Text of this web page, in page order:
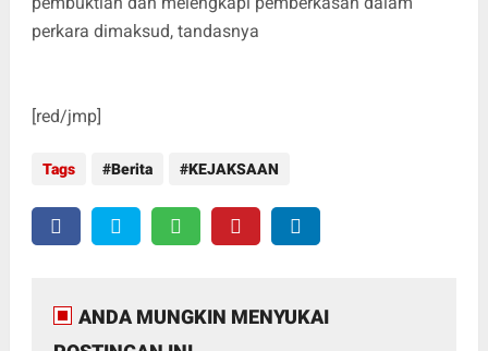
perkara dimaksud, tandasnya
[red/jmp]
Tags Berita KEJAKSAAN
ANDA MUNGKIN MENYUKAI